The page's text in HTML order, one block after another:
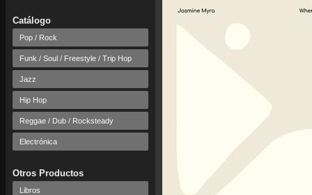
Catálogo
Pop / Rock
Funk / Soul / Freestyle / Trip Hop
Jazz
Hip Hop
Reggae / Dub / Rocksteady
Electrónica
Otros Productos
Libros